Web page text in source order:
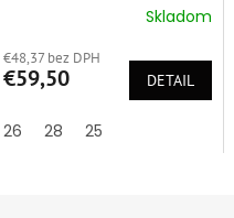
produktu
je
z
Skladom
€48,37 bez DPH
€59,50 DETAIL
26 28 25